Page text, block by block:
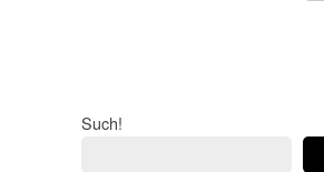
Such!